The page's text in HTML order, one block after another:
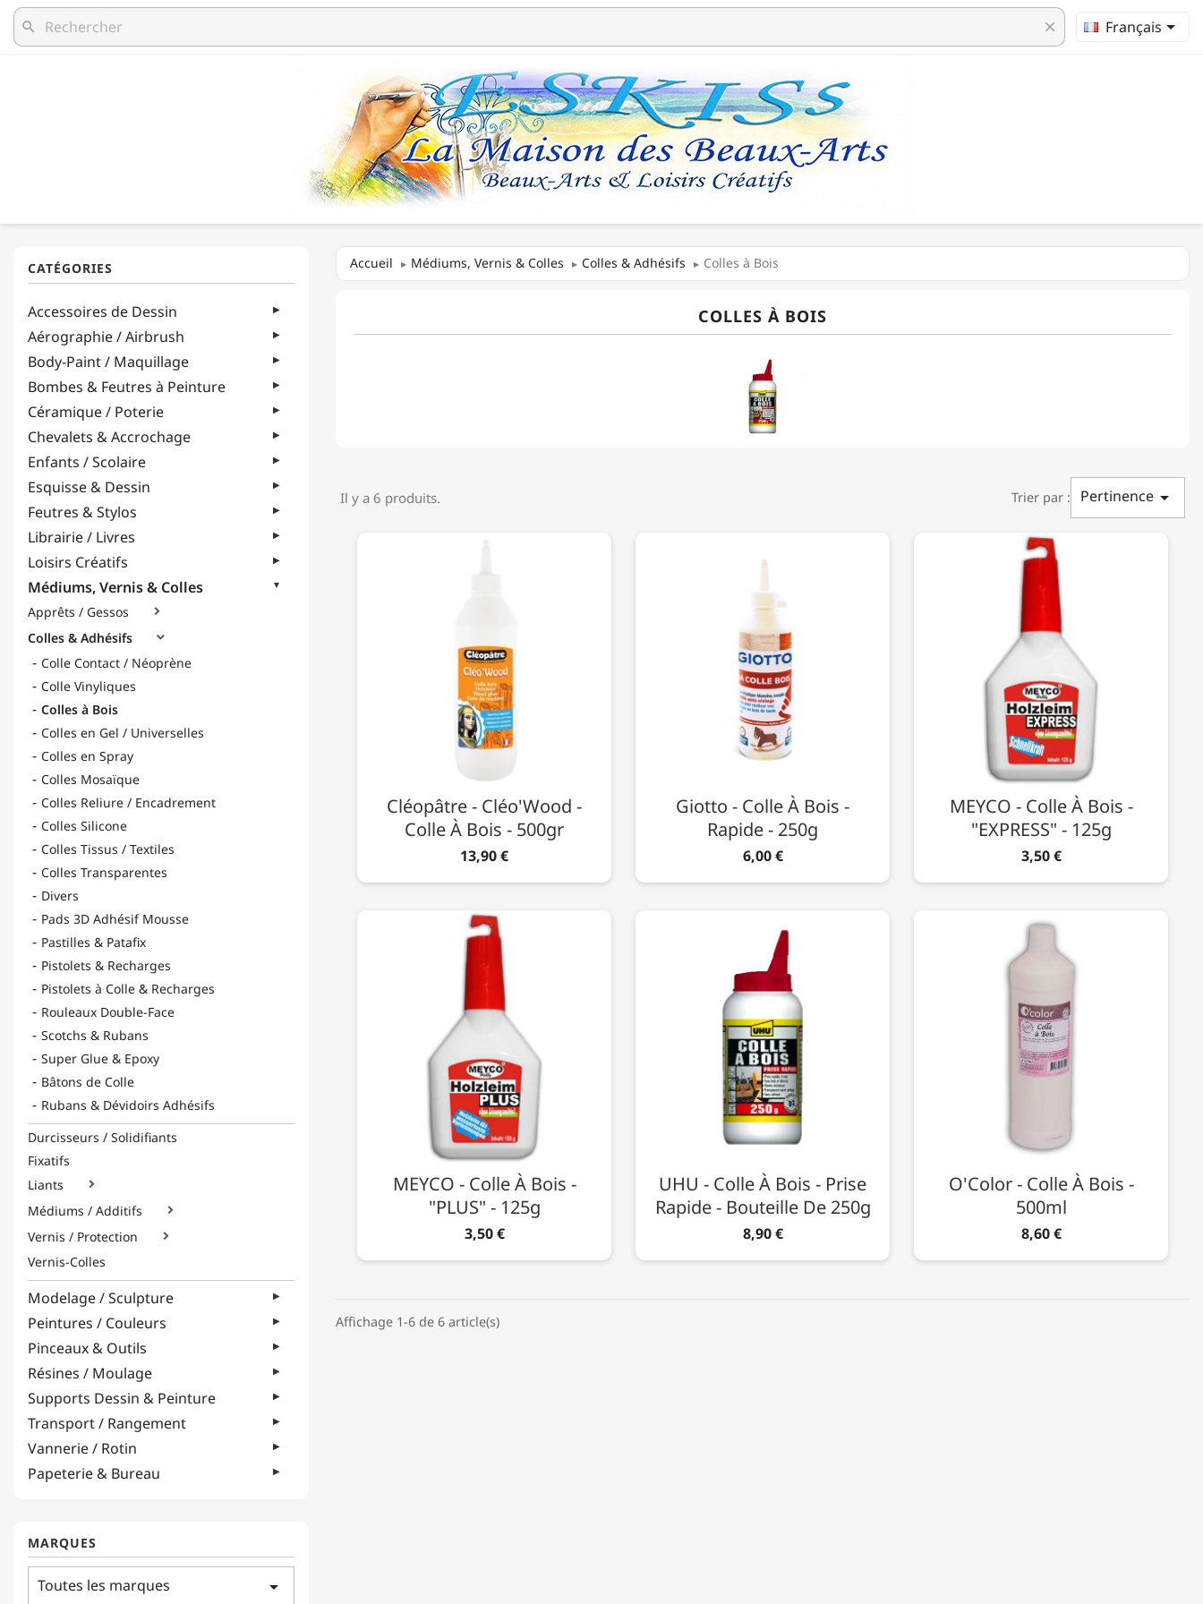
search clear Français
Accessoires de Dessin
Aérographie / Airbrush
Body-Paint / Maquillage
Bombes & Feutres à Peinture
Céramique / Poterie
Chevalets & Accrochage
Enfants / Scolaire
Esquisse & Dessin
Feutres & Stylos
Librairie / Livres
Loisirs Créatifs
Médiums, Vernis & Colles
Apprêts / Gessos 
Colles & Adhésifs 
Colle Contact / Néoprène
Colle Vinyliques
Colles à Bois
Colles en Gel / Universelles
Colles en Spray
Colles Mosaïque
Colles Reliure / Encadrement
Colles Silicone
Colles Tissus / Textiles
Colles Transparentes
Divers
Pads 3D Adhésif Mousse
Pastilles & Patafix
Pistolets & Recharges
Pistolets à Colle & Recharges
Rouleaux Double-Face
Scotchs & Rubans
Super Glue & Epoxy
Bâtons de Colle
Rubans & Dévidoirs Adhésifs
Durcisseurs / Solidifiants
Fixatifs
Liants

Médiums / Additifs 
Vernis / Protection 
Vernis-Colles
Modelage / Sculpture
Peintures / Couleurs
Pinceaux & Outils
Résines / Moulage
Supports Dessin & Peinture
Transport / Rangement
Vannerie / Rotin
Papeterie & Bureau
MARQUES
Toutes les marques arrow_drop_down
Accueil Médiums, Vernis & Colles Colles & Adhésifs Colles à Bois
COLLES À BOIS
Il y a 6 produits. Trier par : Pertinence 
Cléopâtre - Cléo'Wood -
Colle À Bois - 500gr
13,90 €
Giotto - Colle À Bois -
Rapide - 250g
6,00 €
MEYCO - Colle À Bois -
"EXPRESS" - 125g
3,50 €
MEYCO - Colle À Bois -
"PLUS" - 125g
3,50 €
UHU - Colle À Bois - Prise
Rapide - Bouteille De 250g
8,90 €
O'Color - Colle À Bois -
500ml
8,60 €
Affichage 1-6 de 6 article(s)